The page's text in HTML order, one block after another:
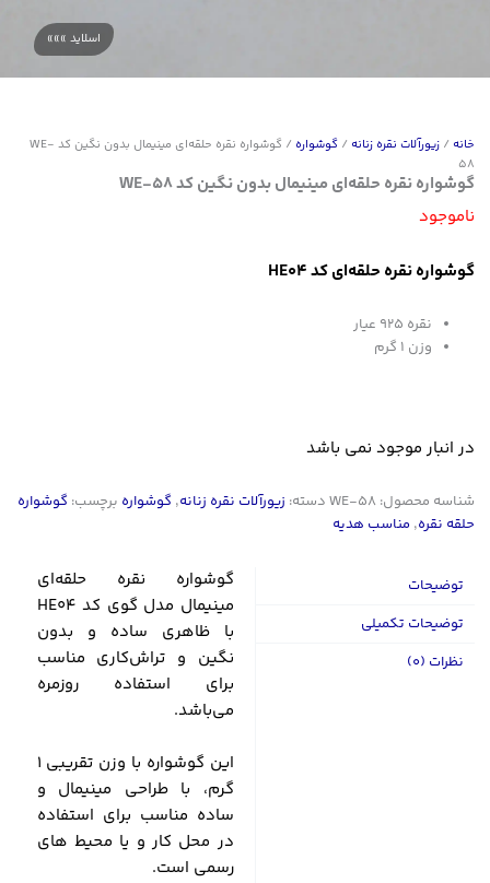
خانه / زیورآلات نقره زنانه / گوشواره
/ گوشواره نقره حلقه‌ای مینیمال بدون نگین کد WE-
58
گوشواره نقره حلقه‌ای مینیمال بدون نگین کد WE-58
ناموجود
گوشواره نقره حلقه‌ای کد HE04
نقره 925 عیار
وزن 1 گرم
در انبار موجود نمی باشد
شناسه محصول: WE-58 دسته: زیورآلات نقره زنانه, گوشواره برچسب: گوشواره
حلقه نقره, مناسب هدیه
توضیحات
توضیحات تکمیلی
نظرات (0)
گوشواره نقره حلقه‌ای
مینیمال مدل گوی کد HE04
با ظاهری ساده و بدون
نگین و تراش‌کاری مناسب
برای استفاده روزمره
می‌باشد.
این گوشواره با وزن تقریبی 1
گرم، با طراحی مینیمال و
ساده مناسب برای استفاده
در محل کار و یا محیط های
رسمی است.